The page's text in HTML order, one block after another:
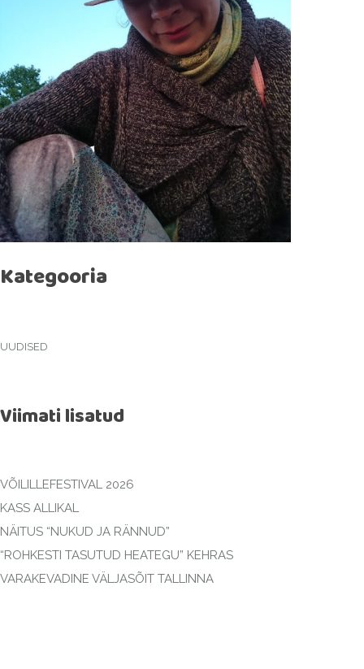
Kategooria
UUDISED
Viimati lisatud
VÕILILLEFESTIVAL 2026
KASS ALLIKAL
NÄITUS “NUKUD JA RÄNNUD”
“ROHKESTI TASUTUD HEATEGU” KEHRAS
VARAKEVADINE VÄLJASÕIT TALLINNA